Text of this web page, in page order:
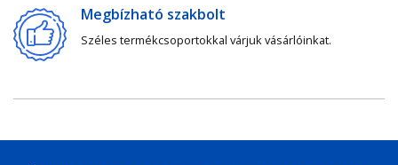
Megbízható szakbolt
Széles termékcsoportokkal várjuk vásárlóinkat.